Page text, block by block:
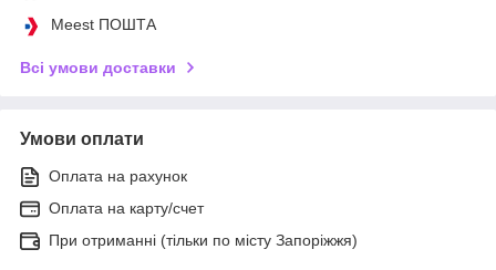
Meest ПОШТА
Всі умови доставки
Умови оплати
Оплата на рахунок
Оплата на карту/счет
При отриманні (тільки по місту Запоріжжя)